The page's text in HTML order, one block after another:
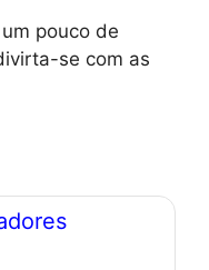
pouco de
se com as